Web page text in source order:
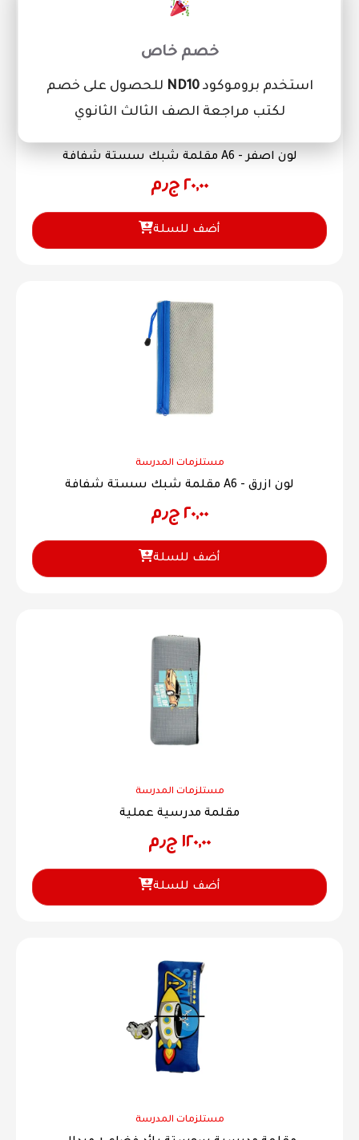
مقلمة شبك سستة شفافة A6 - لون اصفر
٢٠,٠٠ ج٫م
أضف للسلة
مستلزمات المدرسة
مقلمة شبك سستة شفافة A6 - لون ازرق
٢٠,٠٠ ج٫م
أضف للسلة
مستلزمات المدرسة
مقلمة مدرسية عملية
١٢٠,٠٠ ج٫م
أضف للسلة
مستلزمات المدرسة
خصم خاص
استخدم بروموكودND10 للحصول على خصم
لكتب مراجعة الصف الثالث الثانوي